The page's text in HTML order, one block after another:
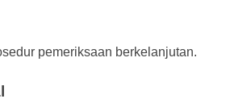
pemeriksaan berkelanjutan.